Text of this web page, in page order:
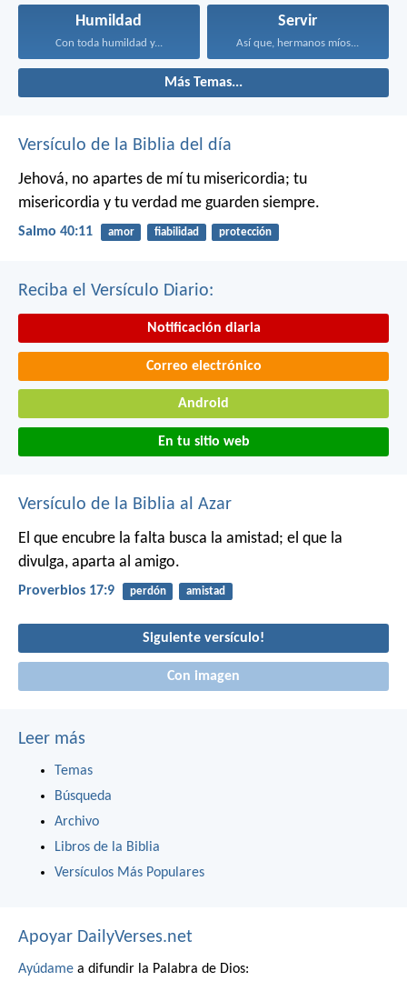
Humildad
Con toda humildad y...
Servir
Así que, hermanos míos...
Más Temas...
Versículo de la Biblia del día
Jehová, no apartes de mí tu misericordia; tu
misericordia y tu verdad me guarden siempre.
Salmo 40:11 amor fiabilidad protección
Reciba el Versículo Diario:
Notificación diaria
Correo electrónico
Android
En tu sitio web
Versículo de la Biblia al Azar
El que encubre la falta busca la amistad; el que la
divulga, aparta al amigo.
Proverbios 17:9 perdón amistad
Siguiente versículo!
Con imagen
Leer más
Temas
Búsqueda
Archivo
Libros de la Biblia
Versículos Más Populares
Apoyar DailyVerses.net
Ayúdame a difundir la Palabra de Dios: